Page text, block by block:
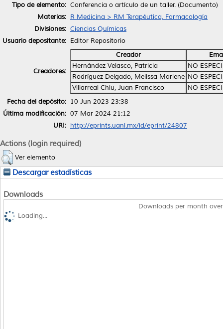
Tipo de elemento: Conferencia o artículo de un taller. (Documento)
Materias: R Medicina > RM Terapéutica, Farmacología
Divisiones: Ciencias Químicas
Usuario depositante: Editor Repositorio
Creadores:
Creador
Hernández Velasco, Patricia
NO
Rodríguez Delgado, Melissa Marlene NO
Villarreal Chiu, Juan Francisco
NO
Fecha del depósito: 10 Jun 2023 23:38
Última modificación: 07 Mar 2024 21:12
URI: http://eprints.uanl.mx/id/eprint/24807
Actions (login required)
Ver elemento
Descargar estadísticas
Downloads
Downloads per month
Loading...